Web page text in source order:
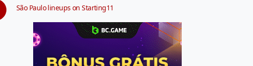
São Paulo lineups on Starting11